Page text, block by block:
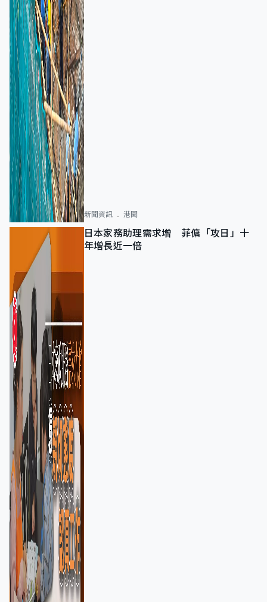
新聞資訊 港聞
日本家務助理需求增 菲傭「攻日」十
年增長近一倍